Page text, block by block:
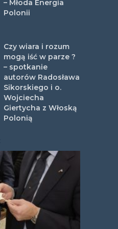
– Młoda Energia
Polonii
Czy wiara i rozum
mogą iść w parze ?
– spotkanie
autorów Radosława
Sikorskiego i o.
Wojciecha
Giertycha z Włoską
Polonią